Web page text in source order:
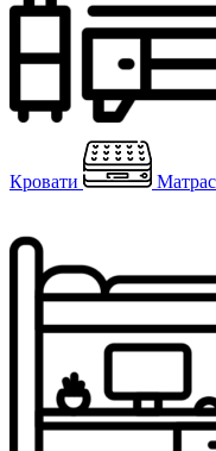
Кровати